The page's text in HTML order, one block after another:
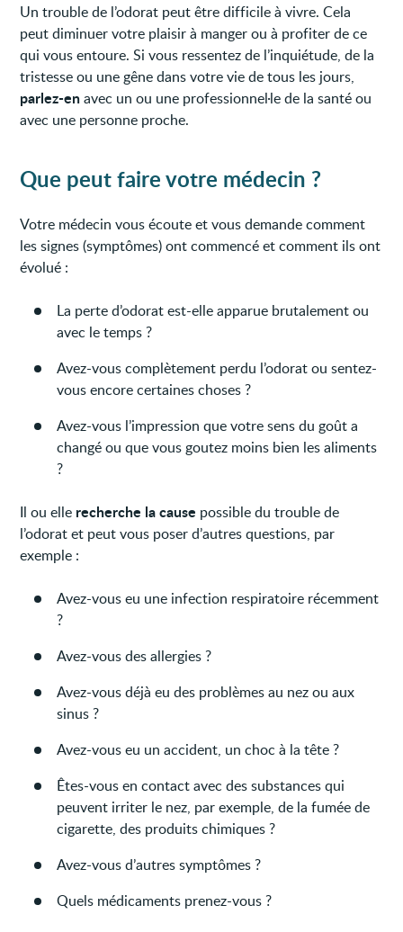
Un trouble de l’odorat peut être difficile à vivre. Cela
peut diminuer votre plaisir à manger ou à profiter de ce
qui vous entoure. Si vous ressentez de l’inquiétude, de la
tristesse ou une gêne dans votre vie de tous les jours,
parlez-enavec un ou une professionnel·le de la santé ou
avec une personne proche.
Que peut faire votre médecin ?
Votre médecin vous écoute et vous demande comment
les signes (symptômes) ont commencé et comment ils ont
évolué :
La perte d’odorat est-elle apparue brutalement ou
avec le temps ?
Avez-vous complètement perdu l’odorat ou sentez-
vous encore certaines choses ?
Avez-vous l’impression que votre sens du goût a
changé ou que vous goutez moins bien les aliments
?
Il ou elle recherche la cause possible du trouble de
l’odorat et peut vous poser d’autres questions, par
exemple :
Avez-vous eu une infection respiratoire récemment
?
Avez-vous des allergies ?
Avez-vous déjà eu des problèmes au nez ou aux
sinus ?
Avez-vous eu un accident, un choc à la tête ?
Êtes-vous en contact avec des substances qui
peuvent irriter le nez, par exemple, de la fumée de
cigarette, des produits chimiques ?
Avez-vous d’autres symptômes ?
Quels médicaments prenez-vous ?